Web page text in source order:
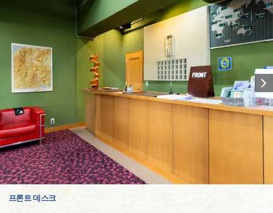
프론트 데스크